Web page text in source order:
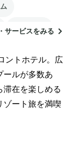
サウナ
サービスをみる
ントホテル。広
ールが多数あ
滞在を楽しめる
ゾート旅を満喫